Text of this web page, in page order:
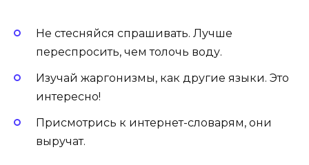
Не стесняйся спрашивать. Лучше
переспросить, чем толочь воду.
Изучай жаргонизмы, как другие языки. Это
интересно!
Присмотрись к интернет-словарям, они
выручат.